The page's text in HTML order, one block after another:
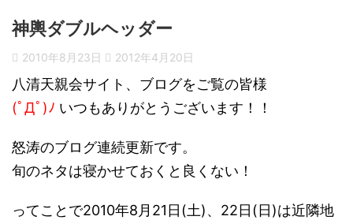
神輿ダブルヘッダー
2010年8月23日 2012年4月20日
八清天親会サイト、ブログをご覧の皆様
(ﾟДﾟ)ﾉ いつもありがとうございます！！
怒涛のブログ連続更新です。
旬のネタは寝かせておくと良くない！
ってことで2010年8月21日(土)、22日(日)は近隣地